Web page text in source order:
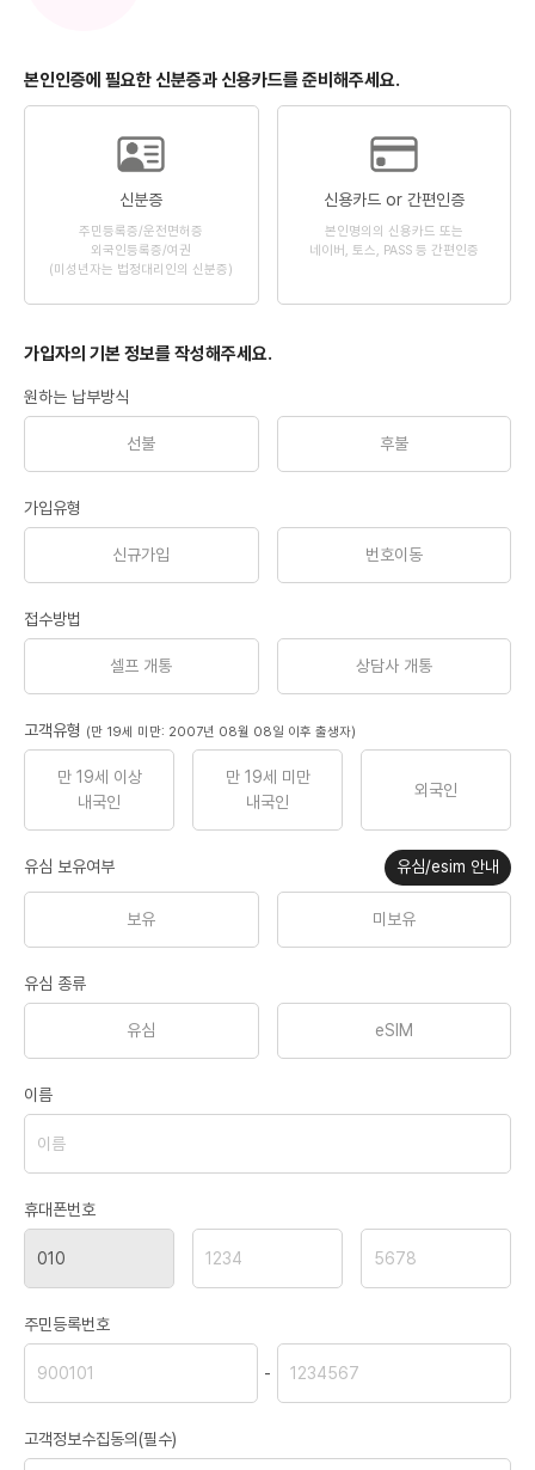
본인인증에 필요한 신분증과 신용카드를 준비해주세요.
신분증
주민등록증/운전면허증
외국인등록증/여권
(미성년자는 법정대리인의 신분증)
신용카드 or 간편인증
본인명의의 신용카드 또는
네이버, 토스, PASS 등 간편인증
가입자의 기본 정보를 작성해주세요.
원하는 납부방식
선불 후불
가입유형
신규가입 번호이동
접수방법
셀프 개통 상담사 개통
고객유형 (만 19세 미만: 2007년 08월 08일 이후 출생자)
만 19세 이상
내국인
만 19세 미만
내국인
외국인
유심 보유여부 유심/esim 안내
보유 미보유
유심 종류
유심 eSIM
이름
휴대폰번호
주민등록번호
-
고객정보수집동의(필수)